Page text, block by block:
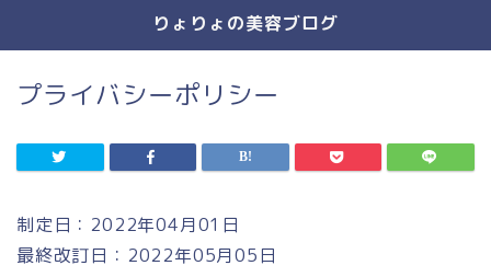
りょりょの美容ブログ
プライバシーポリシー
制定日：2022年04月01日
最終改訂日：2022年05月05日